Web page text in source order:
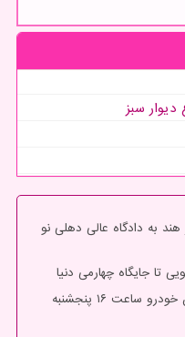
سبز
به دادگاه عالی دهلی نو
ثبت نام در طرح مشارکت در تولید ایران خودرو ساعت ۱۶ پنجشنبه